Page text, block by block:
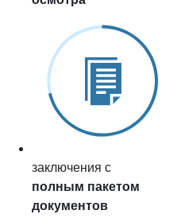
заключения с
полным пакетом
документов